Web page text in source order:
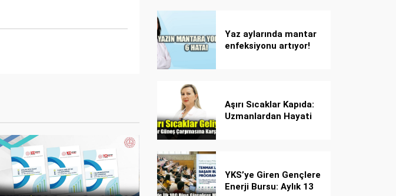
Yaz aylarında mantar
enfeksiyonu artıyor!
Aşırı Sıcaklar Kapıda:
Uzmanlardan Hayati
YKS’ye Giren Gençlere
Enerji Bursu: Aylık 13